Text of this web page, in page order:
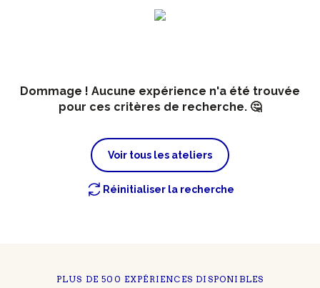
Dommage ! Aucune expérience n'a été trouvée
pour ces critères de recherche. 🤔
Voir tous les ateliers
Réinitialiser la recherche
PLUS DE 500 EXPÉRIENCES DISPONIBLES